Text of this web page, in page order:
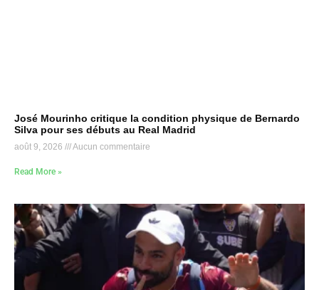
José Mourinho critique la condition physique de Bernardo
Silva pour ses débuts au Real Madrid
août 9, 2026 Aucun commentaire
Read More »